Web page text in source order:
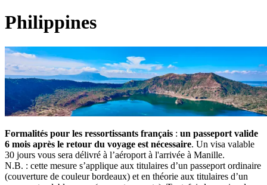
Philippines
Formalités pour les ressortissants français : un passeport valide
6 mois après le retour du voyage est nécessaire. Un visa valable
30 jours vous sera délivré à l’aéroport à l'arrivée à Manille.
N.B. : cette mesure s’applique aux titulaires d’un passeport ordinaire
(couverture de couleur bordeaux) et en théorie aux titulaires d’un